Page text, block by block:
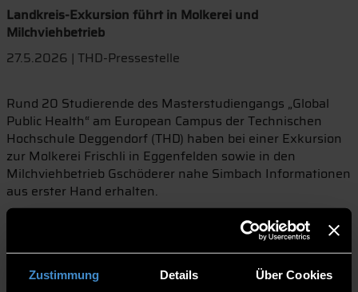
Zustimmung Details Über Cookies
Landkreis-Exkursion führt in Molkerei und
Milchviehbetrieb
27.5.2026 | THD-Pressestelle
Rund 20 Studierende des Masterstudiengangs „Global
Public Health“ am European Campus der Technischen
Hochschule Deggendorf (THD) haben bei einer Exkursion
zur Molkerei Frischli in Eggenfelden sowie in den
Milchviehbetrieb Gschöderer nahe Simbach Informationen
aus erster Hand erhalten.
In der Molkerei erklärte die Qualitätsmanagement-
Beauftragte, Elke Zauner, der Besuchergruppe die
Produktionsabläufe. Dazu zählen hohe Standards bei der
Hygiene inklusive der ständigen Überprüfung der
Lebensmittelsicherheit, kurz HACCP genannt.